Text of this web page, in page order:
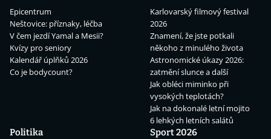
Epicentrum
Neštovice: příznaky, léčba
V čem jezdí Yamal a Mesii?
Kvízy pro seniory
Kalendář úplňků 2026
Co je bodycount?
Karlovarský filmový festival
2026
Znamení, že jste potkali
někoho z minulého života
Astronomické úkazy 2026:
zatmění slunce a další
Jak obléci miminko při
vysokých teplotách?
Jak na dokonalé letní mojito
6 lehkých letních salátů
Politika
Sport 2026